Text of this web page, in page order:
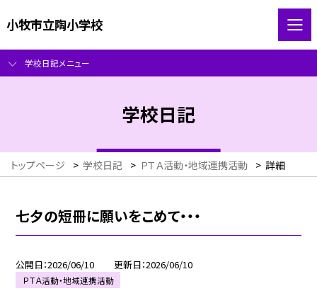
小牧市立陶小学校
学校日記メニュー
学校日記
トップページ > 学校日記 > ＰＴＡ活動・地域連携活動 > 詳細
七夕の短冊に願いをこめて・・・
公開日 2026/06/10 更新日 2026/06/10
ＰＴＡ活動・地域連携活動